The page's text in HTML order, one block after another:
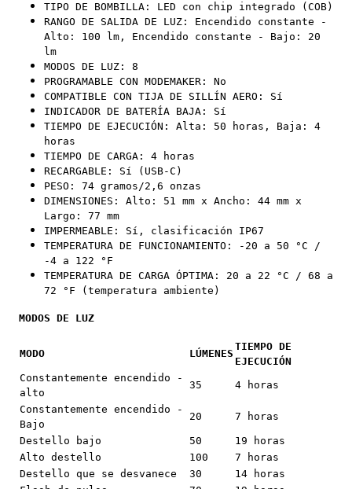
TIPO DE BOMBILLA: LED con chip integrado (COB)
RANGO DE SALIDA DE LUZ: Encendido constante -
Alto: 100 lm, Encendido constante - Bajo: 20
lm
MODOS DE LUZ: 8
PROGRAMABLE CON MODEMAKER: No
COMPATIBLE CON TIJA DE SILLÍN AERO: Sí
INDICADOR DE BATERÍA BAJA: Sí
TIEMPO DE EJECUCIÓN: Alta: 50 horas, Baja: 4
horas
TIEMPO DE CARGA: 4 horas
RECARGABLE: Sí (USB-C)
PESO: 74 gramos/2,6 onzas
DIMENSIONES: Alto: 51 mm x Ancho: 44 mm x
Largo: 77 mm
IMPERMEABLE: Sí, clasificación IP67
TEMPERATURA DE FUNCIONAMIENTO: -20 a 50 °C /
-4 a 122 °F
TEMPERATURA DE CARGA ÓPTIMA: 20 a 22 °C / 68 a
72 °F (temperatura ambiente)
MODOS DE LUZ
MODO LÚMENES
TIEMPO DE
EJECUCIÓN
Constantemente encendido -
alto
35 4 horas
Constantemente encendido -
Bajo
20 7 horas
Destello bajo 50
19 horas
Alto destello
100
7 horas
Destello que se desvanece
30
14 horas